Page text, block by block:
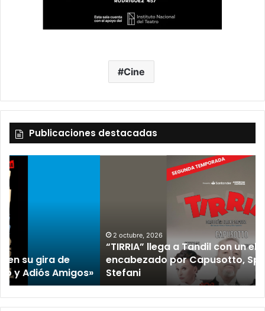
Cine
Publicaciones destacadas
“TIRRIA” llega a Tandil con un elenco de lujo
encabezado por Capusotto, Spregelburd y
Stefani